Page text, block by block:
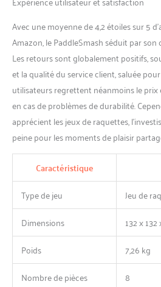
plein air.
Avec une moyenne de 4,2 étoiles sur 5
Amazon, le PaddleSmash séduit par
Les retours sont globalement positifs,
et la qualité du service client, saluée
utilisateurs regrettent néanmoins le
en cas de problèmes de durabilité.
apprécient les jeux de raquettes,
peine pour les moments de plaisir
Caractéristique
Type de jeu
Jeu de
Dimensions
132 x
Poids
7,26 kg
Nombre de pièces
8